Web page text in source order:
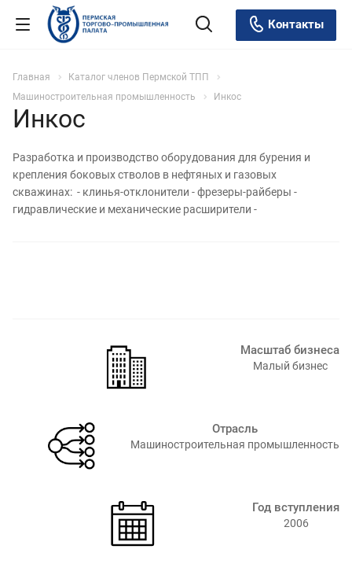
Контакты
Главная
Каталог членов Пермской ТПП
Машиностроительная промышленность
Инкос
Инкос
Разработка и производство оборудования для бурения и
крепления боковых стволов в нефтяных и газовых
скважинах: - клинья-отклонители - фрезеры-райберы -
гидравлические и механические расширители -
Масштаб бизнеса
Малый бизнес
Отрасль
Машиностроительная промышленность
Год вступления
2006